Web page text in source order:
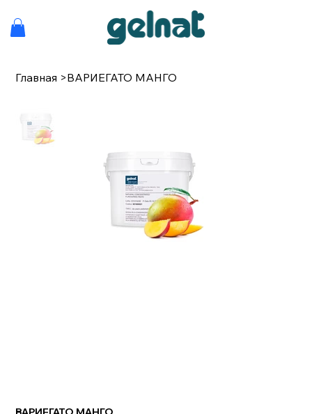
Главная >ВАРИЕГАТО МАНГО